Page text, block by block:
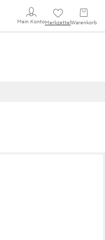
Mein KontoMerkzettel Warenkorb